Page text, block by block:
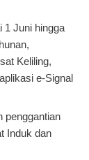
1 Juni hingga
Keliling,
e-Signal
penggantian
Induk dan